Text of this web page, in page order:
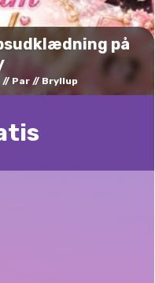
på
Par Bryllup